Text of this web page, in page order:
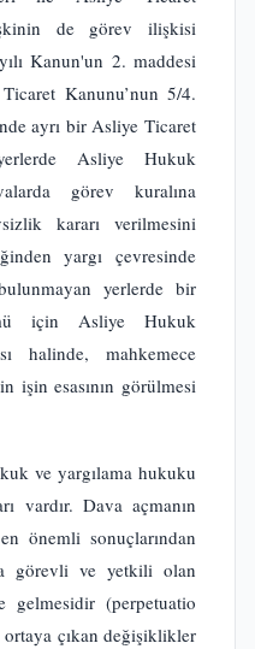
de görev ilişkisi
Kanun'un 2. maddesi
Kanunu’nun 5/4.
ayrı bir Asliye Ticaret
Asliye Hukuk
görev kuralına
kararı verilmesini
yargı çevresinde
yerlerde bir
için Asliye Hukuk
halinde, mahkemece
işin esasının görülmesi
ve yargılama hukuku
vardır. Dava açmanın
önemli sonuçlarından
görevli ve yetkili olan
gelmesidir (perpetuatio
çıkan değişiklikler